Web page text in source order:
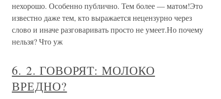
нехорошо. Особенно публично. Тем более — матом!Это
известно даже тем, кто выражается нецензурно через
слово и иначе разговаривать просто не умеет.Но почему
нельзя? Что уж
6. 2. ГОВОРЯТ: МОЛОКО
ВРЕДНО?